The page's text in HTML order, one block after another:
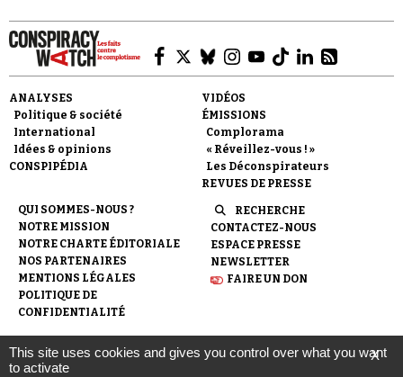
ANALYSES
Politique & société
International
Idées & opinions
CONSPIPÉDIA
VIDÉOS
ÉMISSIONS
Complorama
« Réveillez-vous ! »
Les Déconspirateurs
REVUES DE PRESSE
QUI SOMMES-NOUS ?
NOTRE MISSION
NOTRE CHARTE ÉDITORIALE
NOS PARTENAIRES
MENTIONS LÉGALES
POLITIQUE DE
CONFIDENTIALITÉ
RECHERCHE
CONTACTEZ-NOUS
ESPACE PRESSE
NEWSLETTER
FAIRE UN DON
© 2007- Conspiracy Watch
l'Observatoire du conspirationnisme (association loi de 1901) avec
X
This site uses cookies and gives you control over what you want
to activate